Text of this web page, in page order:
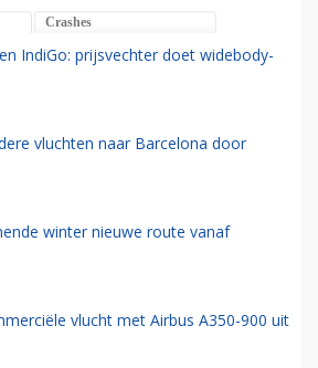
Crashes
IndiGo: prijsvechter doet widebody-
vluchten naar Barcelona door
winter nieuwe route vanaf
vlucht met Airbus A350-900 uit